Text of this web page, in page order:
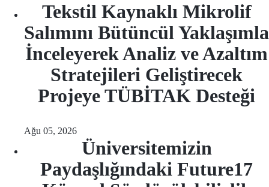
Tekstil Kaynaklı Mikrolif
Salımını Bütüncül Yaklaşımla
İnceleyerek Analiz ve Azaltım
Stratejileri Geliştirecek
Projeye TÜBİTAK Desteği
Ağu 05, 2026
Üniversitemizin
Paydaşlığındaki Future17